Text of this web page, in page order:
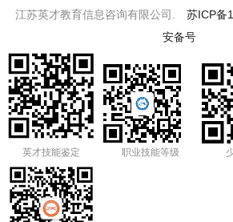
江苏英才教育信息咨询有限公司. 苏ICP备
安备号
英才技能鉴定 职业技能等级